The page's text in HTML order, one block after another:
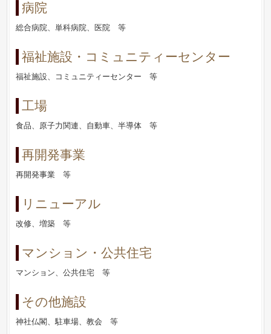
病院
総合病院、単科病院、医院 等
福祉施設・コミュニティーセンター
福祉施設、コミュニティーセンター 等
工場
食品、原子力関連、自動車、半導体 等
再開発事業
再開発事業 等
リニューアル
改修、増築 等
マンション・公共住宅
マンション、公共住宅 等
その他施設
神社仏閣、駐車場、教会 等